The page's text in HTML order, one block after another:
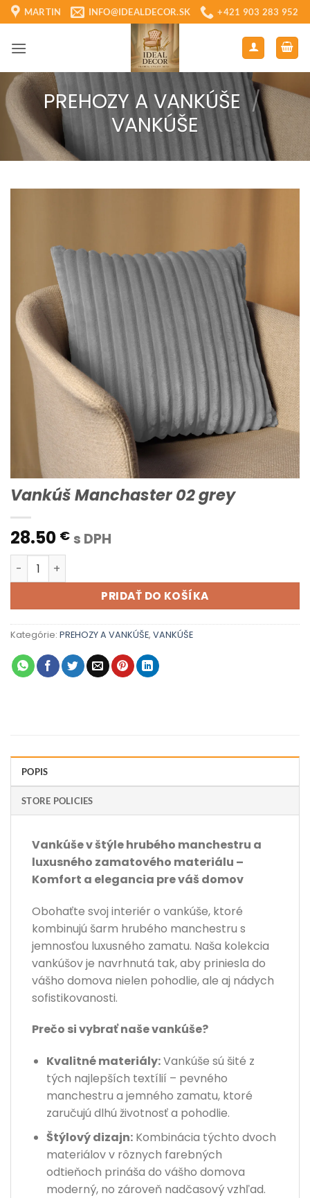
Skip
to
content
MARTIN INFO@IDEALDECOR.SK +421 903 283 952
PREHOZY A VANKÚŠE /
VANKÚŠE
Vankúš Manchaster 02 grey
28.50 € s DPH
množstvo Vankúš Manchaster 02 grey
PRIDAŤ DO KOŠÍKA
Kategórie: PREHOZY A VANKÚŠE, VANKÚŠE
POPIS
STORE POLICIES
Vankúše v štýle hrubého manchestru a
luxusného zamatového materiálu –
Komfort a elegancia pre váš domov
Obohaťte svoj interiér o vankúše, ktoré
kombinujú šarm hrubého manchestru s
jemnosťou luxusného zamatu. Naša kolekcia
vankúšov je navrhnutá tak, aby priniesla do
vášho domova nielen pohodlie, ale aj nádych
sofistikovanosti.
Prečo si vybrať naše vankúše?
Kvalitné materiály:Vankúše sú šité z
tých najlepších textílií – pevného
manchestru a jemného zamatu, ktoré
zaručujú dlhú životnosť a pohodlie.
Štýlový dizajn:Kombinácia týchto dvoch
materiálov v rôznych farebných
odtieňoch prináša do vášho domova
moderný, no zároveň nadčasový vzhľad.